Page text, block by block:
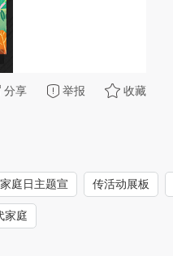
分享 举报 收藏
家庭日主题宣 传活动展板
家庭